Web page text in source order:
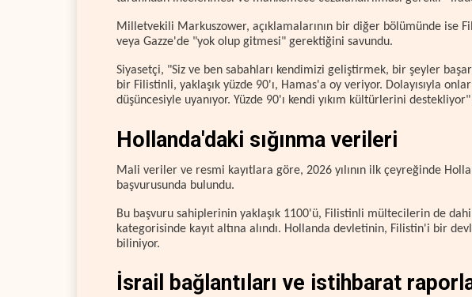
Milletvekili Markuszower, açıklamalarının bir diğer bölümünde ise
veya Gazze'de "yok olup gitmesi" gerektiğini savundu.
Siyasetçi, "Siz ve ben sabahları kendimizi geliştirmek, bir şeyler
bir Filistinli, yaklaşık yüzde 90'ı, Hamas'a oy veriyor. Dolayısıyla
düşüncesiyle uyanıyor. Yüzde 90'ı kendi yıkım kültürlerini
Hollanda'daki sığınma verileri
Mali veriler ve resmi kayıtlara göre, 2026 yılının ilk çeyreğinde
başvurusunda bulundu.
Bu başvuru sahiplerinin yaklaşık 1100'ü, Filistinli mültecilerin de
kategorisinde kayıt altına alındı. Hollanda devletinin, Filistin'i bir
biliniyor.
İsrail bağlantıları ve istihbarat